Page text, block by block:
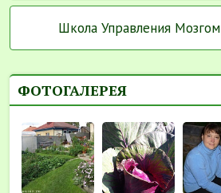
Школа Управления Мозгом
ФОТОГАЛЕРЕЯ